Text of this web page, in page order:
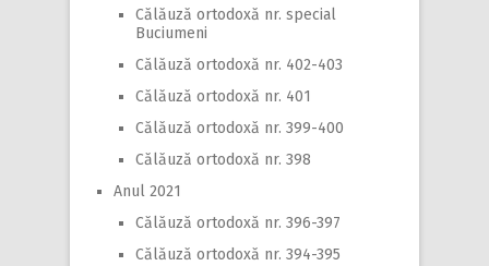
Călăuză ortodoxă nr. special
Buciumeni
Călăuză ortodoxă nr. 402-403
Călăuză ortodoxă nr. 401
Călăuză ortodoxă nr. 399-400
Călăuză ortodoxă nr. 398
Anul 2021
Călăuză ortodoxă nr. 396-397
Călăuză ortodoxă nr. 394-395